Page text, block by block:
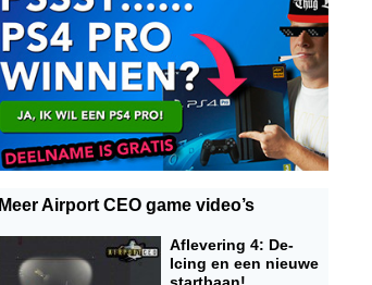
Meer Airport CEO game video’s
Aflevering 4: De-
Icing en een nieuwe